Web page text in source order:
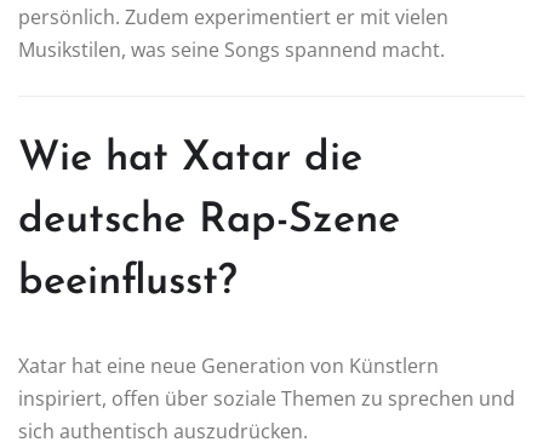
persönlich. Zudem experimentiert er mit vielen
Musikstilen, was seine Songs spannend macht.
Wie hat Xatar die
deutsche Rap-Szene
beeinflusst?
Xatar hat eine neue Generation von Künstlern
inspiriert, offen über soziale Themen zu sprechen und
sich authentisch auszudrücken.